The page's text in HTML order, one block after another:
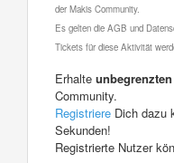
der Makis Community.
Es gelten die AGB und
Tickets für diese Aktivität
Erhalte unbegrenzten
Community.
Registriere Dich dazu
Sekunden!
Registrierte Nutzer